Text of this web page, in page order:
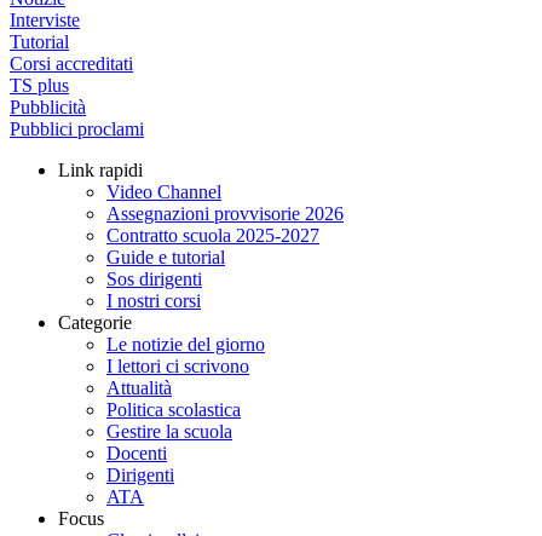
Interviste
Tutorial
Corsi accreditati
TS plus
Pubblicità
Pubblici proclami
Link rapidi
Video Channel
Assegnazioni provvisorie 2026
Contratto scuola 2025-2027
Guide e tutorial
Sos dirigenti
I nostri corsi
Categorie
Le notizie del giorno
I lettori ci scrivono
Attualità
Politica scolastica
Gestire la scuola
Docenti
Dirigenti
ATA
Focus